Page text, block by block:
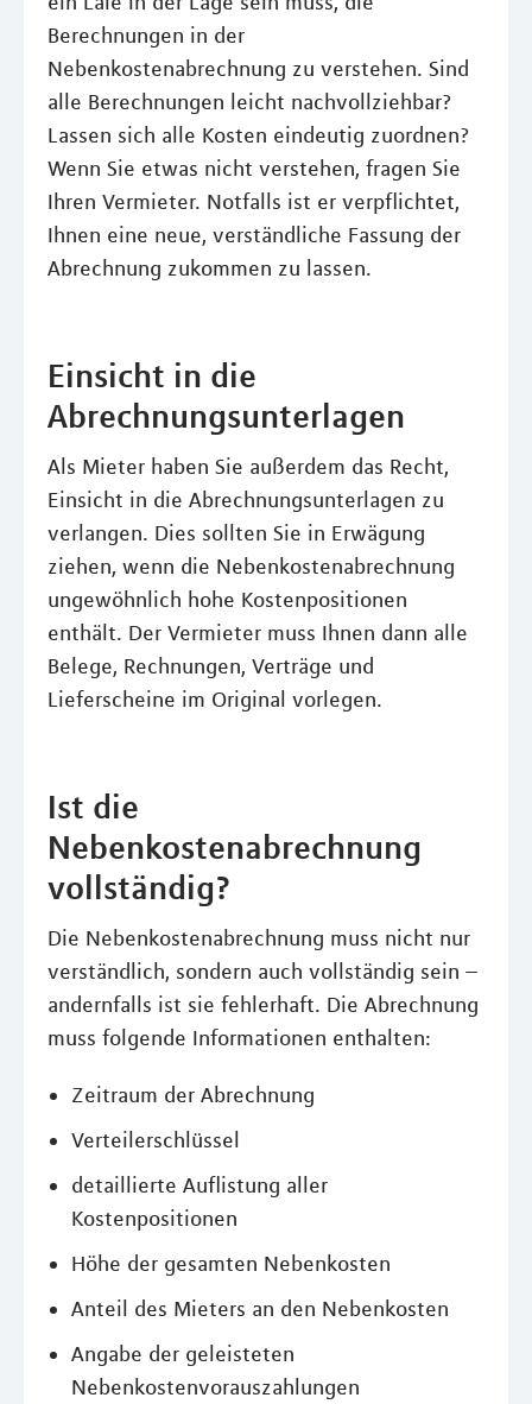
Berechnungen in der
Nebenkostenabrechnung zu verstehen. Sind
alle Berechnungen leicht nachvollziehbar?
Lassen sich alle Kosten eindeutig zuordnen?
Wenn Sie etwas nicht verstehen, fragen Sie
Ihren Vermieter. Notfalls ist er verpflichtet,
Ihnen eine neue, verständliche Fassung der
Abrechnung zukommen zu lassen.
Einsicht in die
Abrechnungsunterlagen
Als Mieter haben Sie außerdem das Recht,
Einsicht in die Abrechnungsunterlagen zu
verlangen. Dies sollten Sie in Erwägung
ziehen, wenn die Nebenkostenabrechnung
ungewöhnlich hohe Kostenpositionen
enthält. Der Vermieter muss Ihnen dann alle
Belege, Rechnungen, Verträge und
Lieferscheine im Original vorlegen.
Ist die
Nebenkostenabrechnung
vollständig?
Die Nebenkostenabrechnung muss nicht nur
verständlich, sondern auch vollständig sein –
andernfalls ist sie fehlerhaft. Die Abrechnung
muss folgende Informationen enthalten:
Zeitraum der Abrechnung
Verteilerschlüssel
detaillierte Auflistung aller
Kostenpositionen
Höhe der gesamten Nebenkosten
Anteil des Mieters an den Nebenkosten
Angabe der geleisteten
Nebenkostenvorauszahlungen